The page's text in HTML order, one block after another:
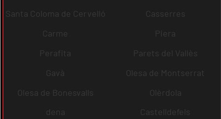
Santa Coloma de Cervelló
Casserres
Carme
Piera
Perafita
Parets del Vallès
Gavà
Olesa de Montserrat
Olesa de Bonesvalls
Olèrdola
dena
Castelldefels